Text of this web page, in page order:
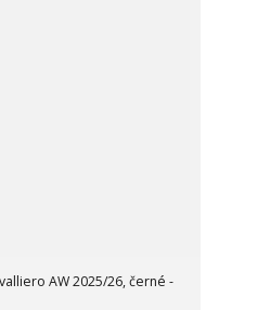
AW 2025/26, černé -